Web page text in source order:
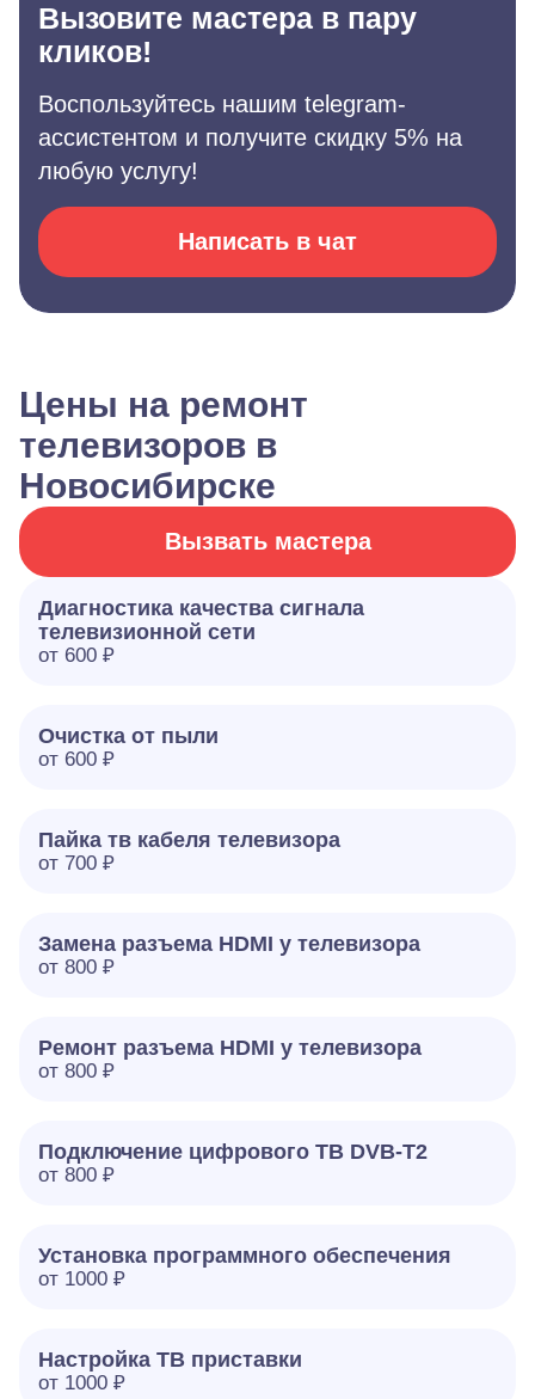
Вызовите мастера в пару
кликов!
Воспользуйтесь нашим telegram-
ассистентом и получите скидку 5% на
любую услугу!
Написать в чат
Цены на ремонт
телевизоров в
Новосибирске
Вызвать мастера
Диагностика качества сигнала
телевизионной сети
от 600 ₽
Очистка от пыли
от 600 ₽
Пайка тв кабеля телевизора
от 700 ₽
Замена разъема HDMI у телевизора
от 800 ₽
Ремонт разъема HDMI у телевизора
от 800 ₽
Подключение цифрового ТВ DVB-T2
от 800 ₽
Установка программного обеспечения
от 1000 ₽
Настройка ТВ приставки
от 1000 ₽